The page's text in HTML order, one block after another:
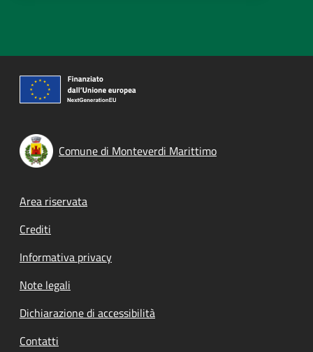
Comune di Monteverdi Marittimo
Footer menu
Area riservata
Crediti
Informativa privacy
Note legali
Dichiarazione di accessibilità
Contatti